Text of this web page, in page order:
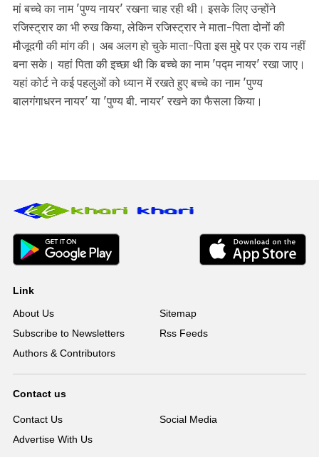
मां बच्चे का नाम 'पुण्य नायर' रखना चाह रही थी। इसके लिए उन्होंने
रजिस्ट्रार का भी रुख किया, लेकिन रजिस्ट्रार ने माता-पिता दोनों की
मौजूदगी की मांग की। अब अलग हो चुके माता-पिता इस मुद्दे पर एक राय नहीं
बना सके। यहां पिता की इच्छा थी कि बच्चे का नाम 'पद्म नायर' रखा जाए।
यहां कोर्ट ने कई पहलुओं को ध्यान में रखते हुए बच्चे का नाम 'पुण्य
बालगंगाधरन नायर' या 'पुण्य बी. नायर' रखने का फैसला किया।
Link
About Us
Sitemap
Subscribe to Newsletters
Rss Feeds
Authors & Contributors
Contact us
Contact Us
Social Media
Advertise With Us